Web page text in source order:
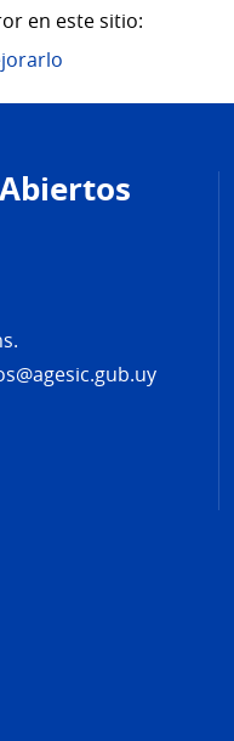
en este sitio: